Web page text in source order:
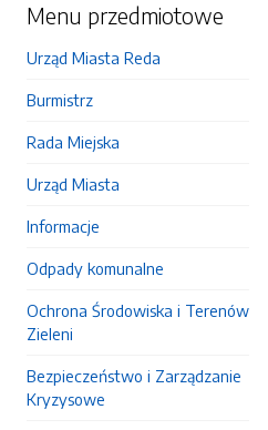
Menu przedmiotowe
Urząd Miasta Reda
Burmistrz
Rada Miejska
Urząd Miasta
Informacje
Odpady komunalne
Ochrona Środowiska i Terenów
Zieleni
Bezpieczeństwo i Zarządzanie
Kryzysowe